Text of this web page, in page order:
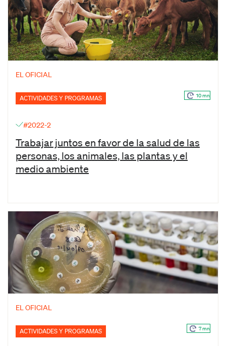
EL OFICIAL
ACTIVIDADES Y PROGRAMAS 10 mn
#2022-2
Trabajar juntos en favor de la salud de las
personas, los animales, las plantas y el
medio ambiente
EL OFICIAL
ACTIVIDADES Y PROGRAMAS 7 mn